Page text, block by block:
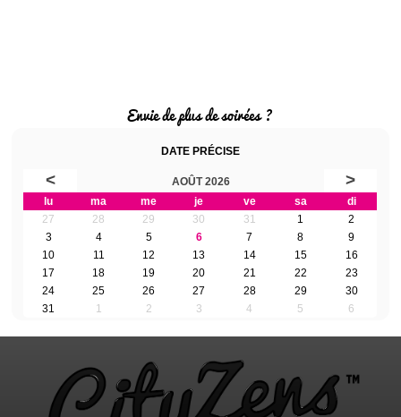
Envie de plus de soirées ?
DATE PRÉCISE
< AOÛT 2026 >
lu ma me je ve sa
di
27
28 29 30 31 1
2
3
4 5 6 7 8
9
10
11 12 13 14 15
16
17
18 19 20 21 22
23
24
25 26 27 28 29
30
31
1 2 3 4 5 6